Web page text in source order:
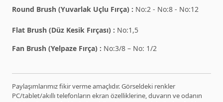
Round Brush (Yuvarlak Uçlu Fırça) : No:2 - No:8 - No:12
Flat Brush (Düz Kesik Fırçası) : No:1,5
Fan Brush (Yelpaze Fırça) : No:3/8 – No: 1/2
Paylaşımlarımız fikir verme amaçlıdır. Görseldeki renkler
PC/tablet/akıllı telefonların ekran özelliklerine, duvarın ve odanın